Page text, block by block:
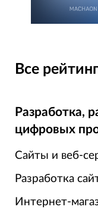
Все
Разработка,
цифровых
Сайты и веб-
Разработка
Интернет-